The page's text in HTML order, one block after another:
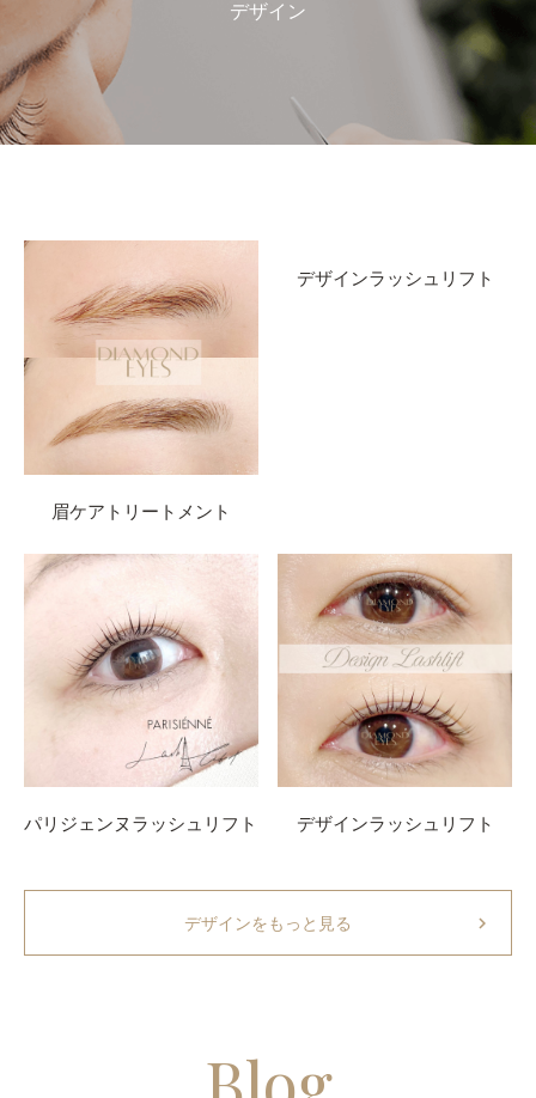
デザイン
眉ケアトリートメント
デザインラッシュリフト
パリジェンヌラッシュリフト デザインラッシュリフト
デザインをもっと見る chevron_right